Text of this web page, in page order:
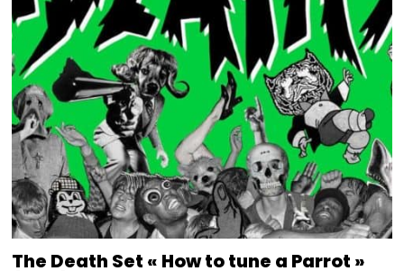
The Death Set « How to tune a Parrot »